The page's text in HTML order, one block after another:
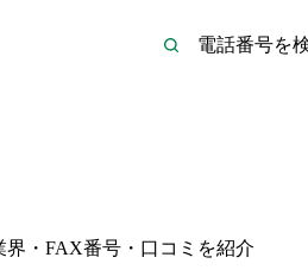
・FAX番号・口コミを紹介